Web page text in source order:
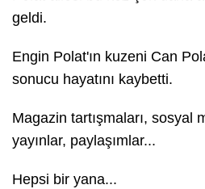
geldi.
Engin Polat'ın kuzeni Can
sonucu hayatını kaybetti.
Magazin tartışmaları, sosyal
yayınlar, paylaşımlar...
Hepsi bir yana...